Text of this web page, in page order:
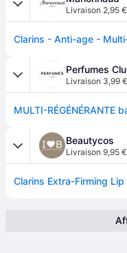
Livraison 2,95 €
Perfumes
Livraison 3,99 €
Beautycos
Livraison 9,95 €